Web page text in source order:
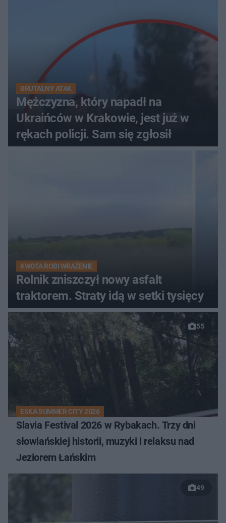
BRUTALNY ATAK
Mężczyzna, który napadł na
Ukraińców w Krakowie, jest już w
rękach policji. Sam się zgłosił
KWOTA ROBI WRAŻENIE
Rolnik zniszczył nowy asfalt
traktorem. Straty idą w setki tysięcy
55
ESKA SUMMER CITY 2026
Slavia Festival 2026 w Rybakach. Trzy dni
słowiańskiej historii, muzyki i relaksu nad
Jeziorem Łańskim
49